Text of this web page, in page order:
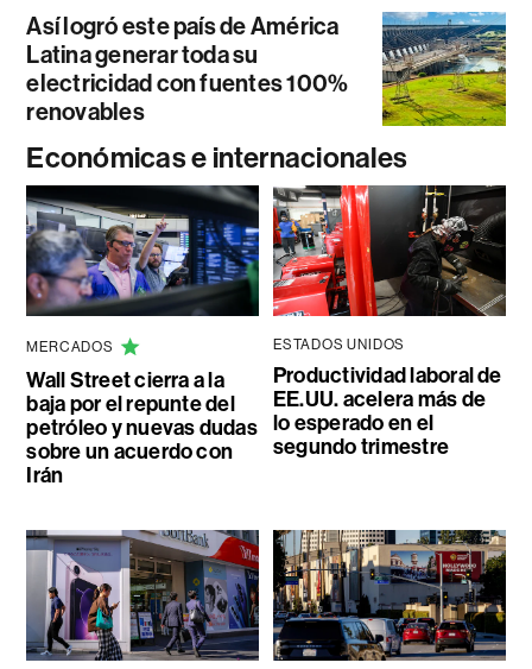
Así logró este país de América
Latina generar toda su
electricidad con fuentes 100%
renovables
Económicas e internacionales
MERCADOS
Wall Street cierra a la
baja por el repunte del
petróleo y nuevas dudas
sobre un acuerdo con
Irán
ESTADOS UNIDOS
Productividad laboral de
EE.UU. acelera más de
lo esperado en el
segundo trimestre